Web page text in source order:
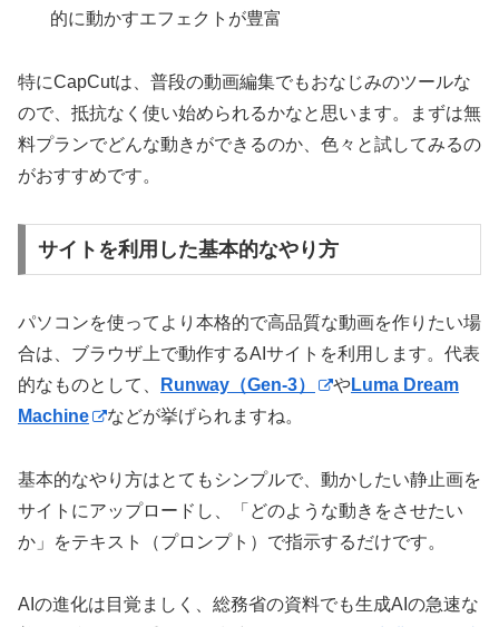
的に動かすエフェクトが豊富
特にCapCutは、普段の動画編集でもおなじみのツールな
ので、抵抗なく使い始められるかなと思います。まずは無
料プランでどんな動きができるのか、色々と試してみるの
がおすすめです。
サイトを利用した基本的なやり方
パソコンを使ってより本格的で高品質な動画を作りたい場
合は、ブラウザ上で動作するAIサイトを利用します。代表
的なものとして、
Runway（Gen-3） やLuma Dream
Machine
などが挙げられますね。
基本的なやり方はとてもシンプルで、動かしたい静止画を
サイトにアップロードし、「どのような動きをさせたい
か」をテキスト（プロンプト）で指示するだけです。
AIの進化は目覚ましく、総務省の資料でも生成AIの急速な